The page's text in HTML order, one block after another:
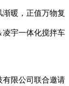
暖，正值万物复
凌宇一体化搅拌车
限公司联合邀请